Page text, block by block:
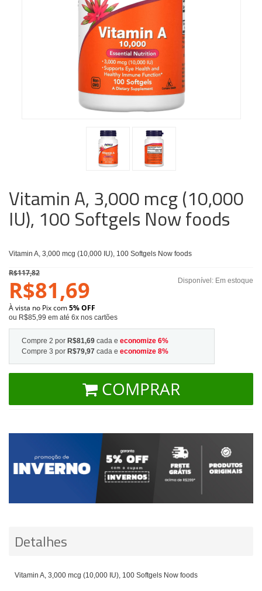
Vitamin A, 3,000 mcg (10,000
IU), 100 Softgels Now foods
Vitamin A, 3,000 mcg (10,000 IU), 100 Softgels Now foods
Disponível: Em estoque
R$117,82
R$81,69
À vista no Pix com5% OFF
ou R$85,99 em até 6x nos cartões
Compre 2 por R$81,69 cada e economize 6%
Compre 3 por R$79,97 cada e economize 8%
COMPRAR
Detalhes
Vitamin A, 3,000 mcg (10,000 IU), 100 Softgels Now foods